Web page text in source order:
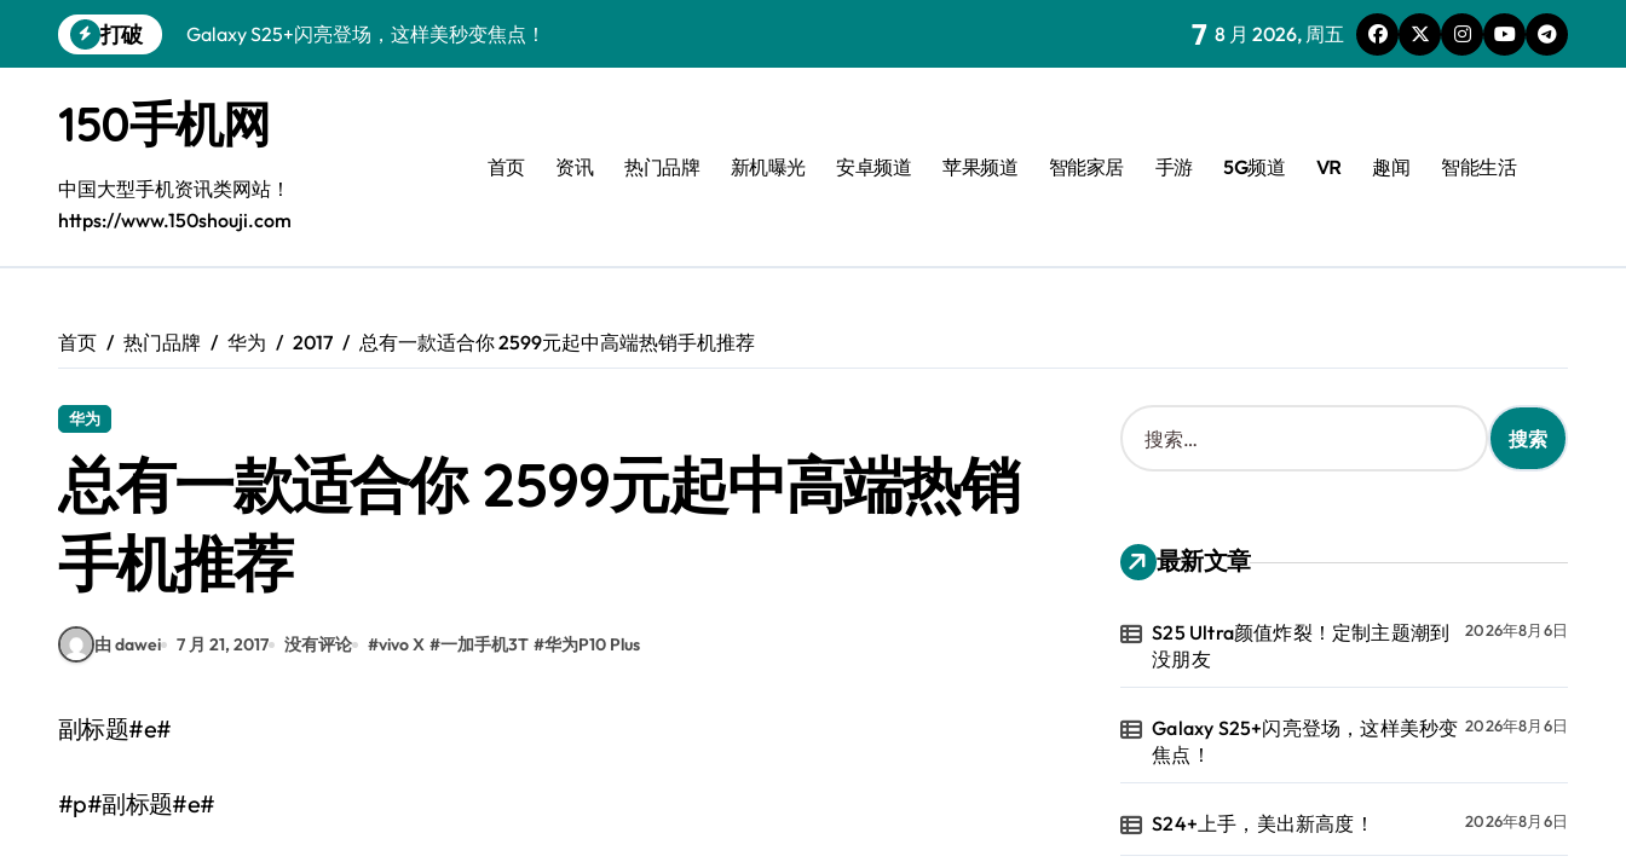
到
打破
Galaxy S25+闪亮登场，这样美秒变焦点！
S26+颜值暴增！机皇美颜秘籍大公开
A56 5G惊艳登场，三星新风尚来了！
三星S26上手：3招秒变个性旗舰
S25美化秘籍：个性潮玩，炫酷一键搞定！
Galaxy C55 5G登场，美学新标杆！
S25 Ultra颜值炸裂！定制主题潮到没朋友
7 8 月 2026, 周五
150手机网
中国大型手机资讯类网站！
https://www.150shouji.com
首页 资讯 热门品牌 新机曝光 安卓频道 苹果频道 智能家居 手游 5G频道 VR 趣闻 智能生活
首页 热门品牌 华为 2017 总有一款适合你 2599元起中高端热销手机推荐
华为
总有一款适合你 2599元起中高端热销
手机推荐
由 dawei 7 月 21, 2017 没有评论 #vivo X #一加手机3T #华为P10 Plus
副标题#e#
#p#副标题#e#
搜
索
：
最新文章
S25 Ultra颜值炸裂！定制主题潮到
没朋友
2026年8月6日
Galaxy S25+闪亮登场，这样美秒变
焦点！
2026年8月6日
S24+上手，美出新高度！ 2026年8月6日